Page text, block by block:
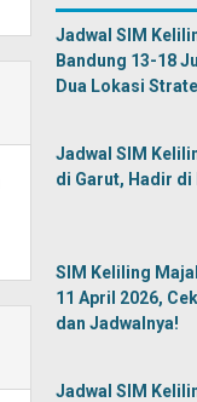
Jadwal SIM
Bandung 13-18
Dua Lokasi
Jadwal SIM
di Garut, Hadir di
SIM Keliling
11 April 2026,
dan Jadwalnya!
Jadwal SIM